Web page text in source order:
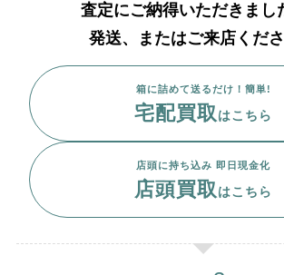
査定にご納得いただきまし
発送、またはご来店くださ
箱に詰めて送るだけ！簡単!
宅配買取はこちら
店頭に持ち込み 即日現金化
店頭買取はこちら